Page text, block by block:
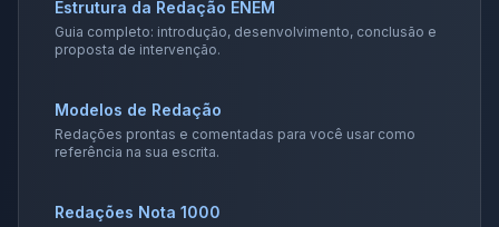
Estrutura da Redação ENEM
Guia completo: introdução, desenvolvimento, conclusão e
proposta de intervenção.
Modelos de Redação
Redações prontas e comentadas para você usar como
referência na sua escrita.
Redações Nota 1000